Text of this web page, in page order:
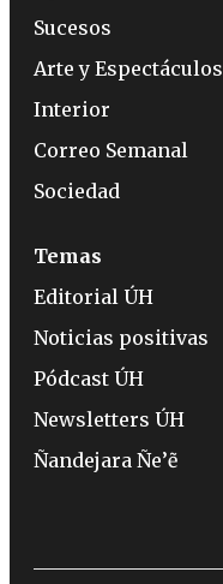
Sucesos
Arte y Espectáculos
Interior
Correo Semanal
Sociedad
Temas
Editorial ÚH
Noticias positivas
Pódcast ÚH
Newsletters ÚH
Ñandejara Ñe’ẽ